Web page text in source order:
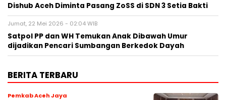
Dishub Aceh Diminta Pasang ZoSS di SDN 3 Setia Bakti
Jumat, 22 Mei 2026 - 02:04 WIB
Satpol PP dan WH Temukan Anak Dibawah Umur
dijadikan Pencari Sumbangan Berkedok Dayah
BERITA TERBARU
Pemkab Aceh Jaya